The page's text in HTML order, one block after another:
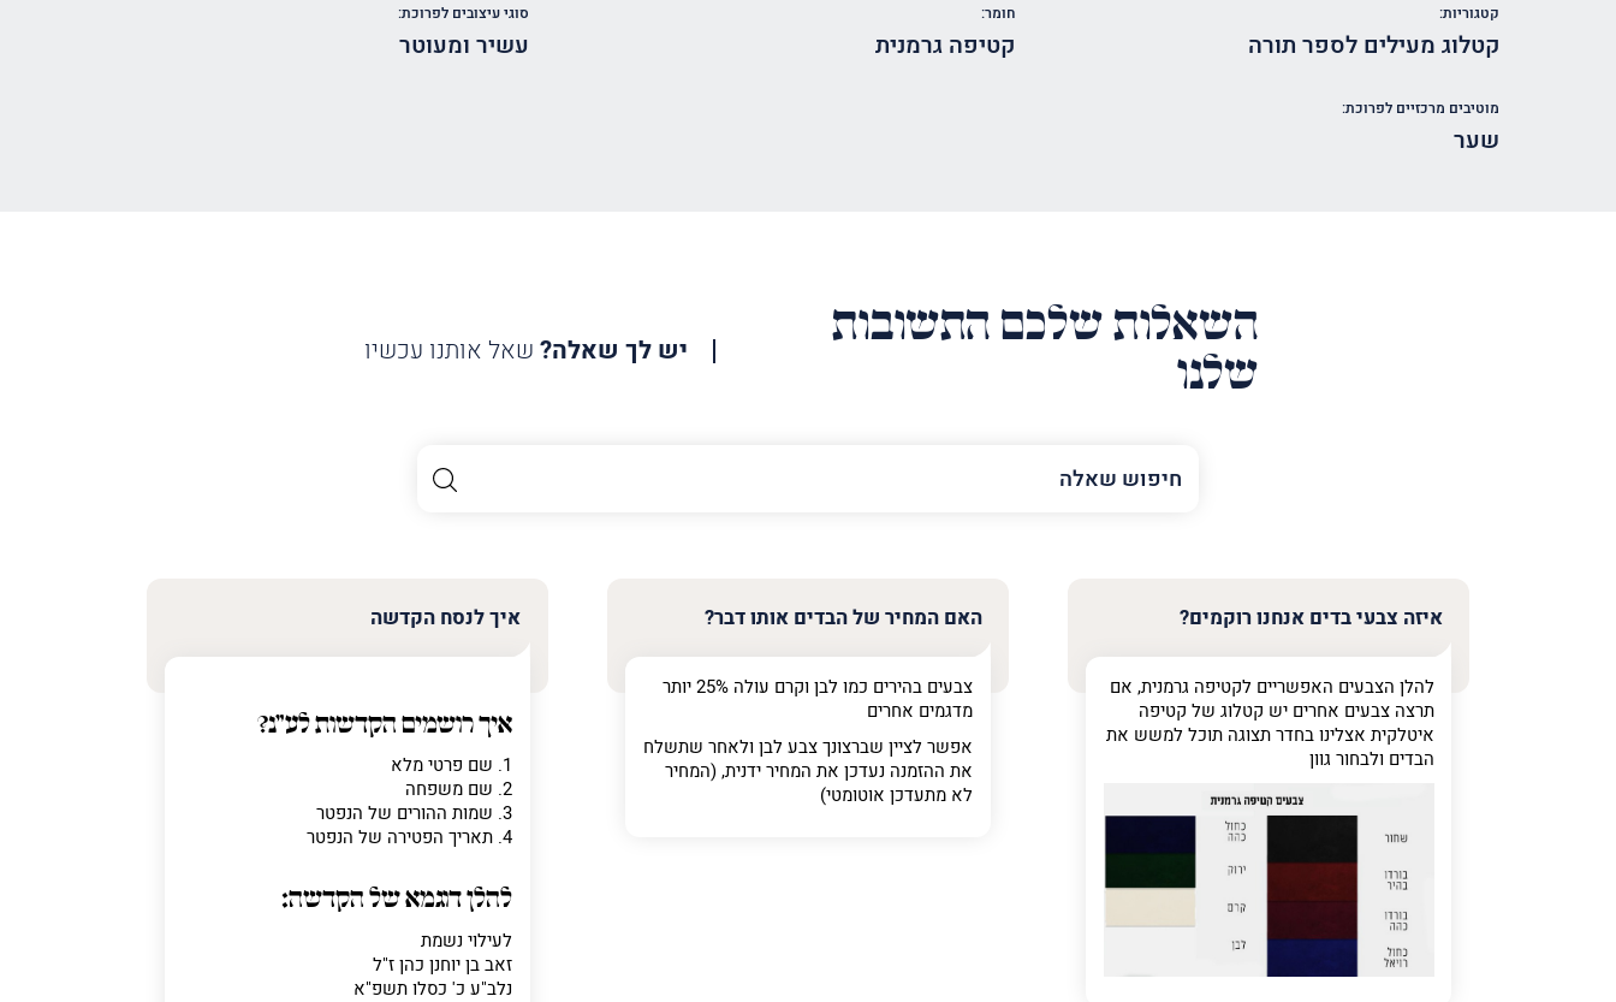
קטגוריות:
קטלוג מעילים לספר תורה
חומר:
קטיפה גרמנית
סוגי עיצובים לפרוכת:
עשיר ומעוטר
מוטיבים מרכזיים לפרוכת:
שער
השאלות שלכם התשובות
שלנו
יש לך שאלה? שאל אותנו עכשיו
פרט
על
מה
איזה צבעי בדים אנחנו רוקמים?
להלן הצבעים האפשריים לקטיפה גרמנית, אם
תרצה צבעים אחרים יש קטלוג של קטיפה
איטלקית אצלינו בחדר תצוגה תוכל למשש את
הבדים ולבחור גוון
האם המחיר של הבדים אותו דבר?
צבעים בהירים כמו לבן וקרם עולה 25% יותר
מדגמים אחרים
אפשר לציין שברצונך צבע לבן ולאחר שתשלח
את ההזמנה נעדכן את המחיר ידנית, (המחיר
לא מתעדכן אוטומטי)
איך לנסח הקדשה
איך רושמים הקדשות לע"נ?
1. שם פרטי מלא
2. שם משפחה
3. שמות ההורים של הנפטר
4. תאריך הפטירה של הנפטר
להלן דוגמא של הקדשה:
לעילוי נשמת
זאב בן יוחנן כהן ז"ל
נלב"ע כ' כסלו תשפ"א